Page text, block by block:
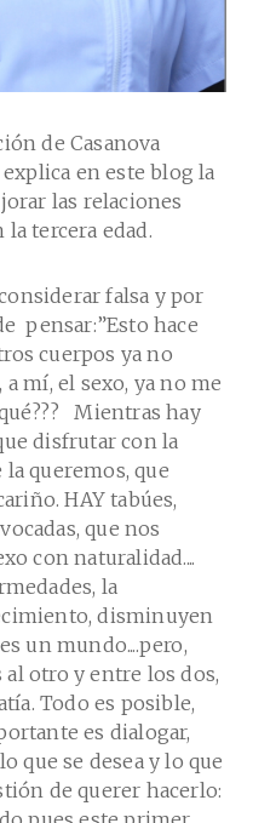
de Casanova
en este blog la
las relaciones
la tercera edad.
falsa y por
pensar:”Esto hace
cuerpos ya no
mí, el sexo, ya no me
Mientras hay
disfrutar con la
queremos, que
HAY tabúes,
que nos
con naturalidad....
la
disminuyen
un mundo....pero,
otro y entre los dos,
Todo es posible,
es dialogar,
que se desea y lo que
de querer hacerlo: